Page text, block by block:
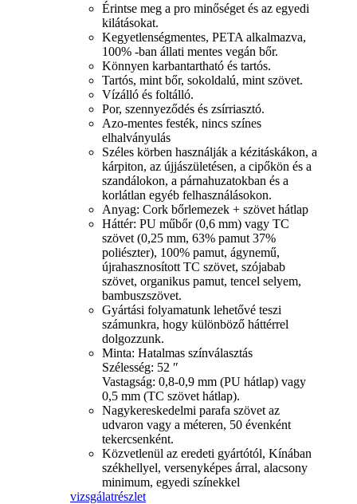
Érintse meg a pro minőséget és az egyedi
kilátásokat.
Kegyetlenségmentes, PETA alkalmazva,
100% -ban állati mentes vegán bőr.
Könnyen karbantartható és tartós.
Tartós, mint bőr, sokoldalú, mint szövet.
Vízálló és foltálló.
Por, szennyeződés és zsírriasztó.
Azo-mentes festék, nincs színes
elhalványulás
Széles körben használják a kézitáskákon, a
kárpiton, az újjászületésen, a cipőkön és a
szandálokon, a párnahuzatokban és a
korlátlan egyéb felhasználásokon.
Anyag: Cork bőrlemezek + szövet hátlap
Háttér: PU műbőr (0,6 mm) vagy TC
szövet (0,25 mm, 63% pamut 37%
poliészter), 100% pamut, ágynemű,
újrahasznosított TC szövet, szójabab
szövet, organikus pamut, tencel selyem,
bambuszszövet.
Gyártási folyamatunk lehetővé teszi
számunkra, hogy különböző háttérrel
dolgozzunk.
Minta: Hatalmas színválasztás
Szélesség: 52 ″
Vastagság: 0,8-0,9 mm (PU hátlap) vagy
0,5 mm (TC szövet hátlap).
Nagykereskedelmi parafa szövet az
udvaron vagy a méteren, 50 évenként
tekercsenként.
Közvetlenül az eredeti gyártótól, Kínában
székhellyel, versenyképes árral, alacsony
minimum, egyedi színekkel
vizsgálatrészlet